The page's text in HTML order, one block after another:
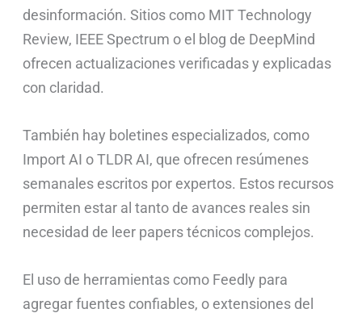
desinformación. Sitios como MIT Technology
Review, IEEE Spectrum o el blog de DeepMind
ofrecen actualizaciones verificadas y explicadas
con claridad.
También hay boletines especializados, como
Import AI o TLDR AI, que ofrecen resúmenes
semanales escritos por expertos. Estos recursos
permiten estar al tanto de avances reales sin
necesidad de leer papers técnicos complejos.
El uso de herramientas como Feedly para
agregar fuentes confiables, o extensiones del